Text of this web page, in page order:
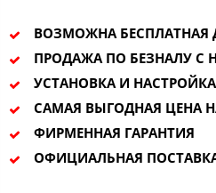
ВОЗМОЖНА БЕСПЛАТНАЯ
ПРОДАЖА ПО БЕЗНАЛУ С
УСТАНОВКА И НАСТРОЙКА
САМАЯ ВЫГОДНАЯ ЦЕНА
ФИРМЕННАЯ ГАРАНТИЯ
ОФИЦИАЛЬНАЯ